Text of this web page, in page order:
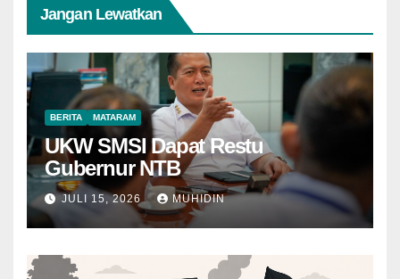
Jangan Lewatkan
BERITA MATARAM
UKW SMSI Dapat Restu
Gubernur NTB
JULI 15, 2026 MUHIDIN